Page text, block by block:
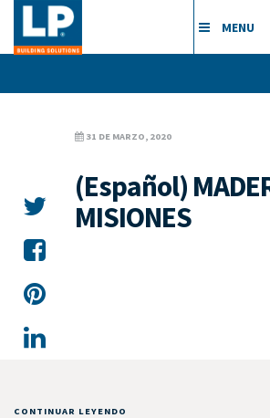
MENU
31 DE MARZO, 2020
(Español)
MISIONES
CONTINUAR LEYENDO